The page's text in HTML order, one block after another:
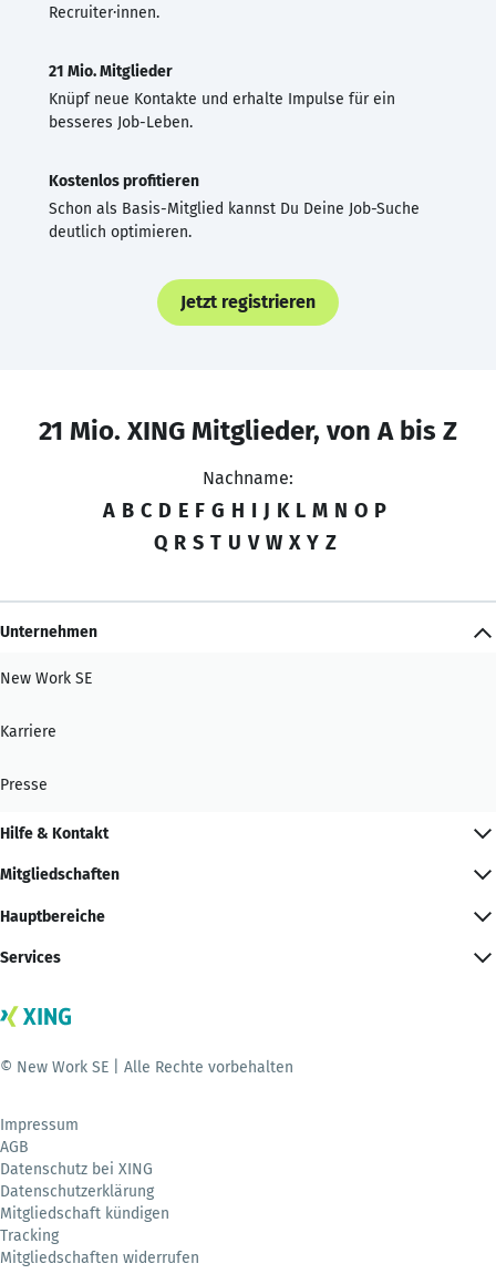
Recruiter·innen.
21 Mio. Mitglieder
Knüpf neue Kontakte und erhalte Impulse für ein
besseres Job-Leben.
Kostenlos profitieren
Schon als Basis-Mitglied kannst Du Deine Job-Suche
deutlich optimieren.
Jetzt registrieren
21 Mio. XING Mitglieder, von A bis Z
Nachname:
A B C D E F G H I J K L M N O P
Q R S T U V W X Y Z
Unternehmen
New Work SE
Karriere
Presse
Hilfe & Kontakt
Mitgliedschaften
Hauptbereiche
Services
© New Work SE | Alle Rechte vorbehalten
Impressum
AGB
Datenschutz bei XING
Datenschutzerklärung
Mitgliedschaft kündigen
Tracking
Mitgliedschaften widerrufen